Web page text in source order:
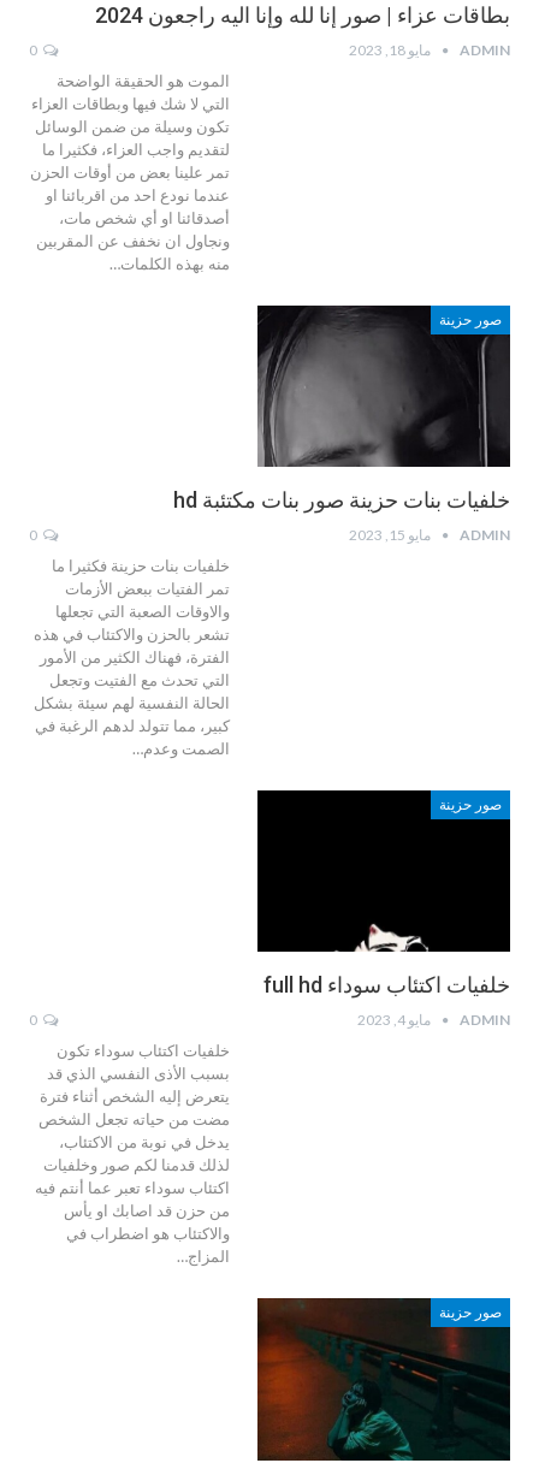
بطاقات عزاء | صور إنا لله وإنا اليه راجعون 2024
ADMIN مايو 18, 2023
الموت هو الحقيقة الواضحة
التي لا شك فيها وبطاقات العزاء
تكون وسيلة من ضمن الوسائل
لتقديم واجب العزاء، فكثيرا ما
تمر علينا بعض من أوقات الحزن
عندما نودع احد من اقربائنا او
أصدقائنا او أي شخص مات،
ونجاول ان نخفف عن المقربين
منه بهذه الكلمات…
صور حزينة
خلفيات بنات حزينة صور بنات مكتئبة hd
ADMIN مايو 15, 2023
خلفيات بنات حزينة فكثيرا ما
تمر الفتيات ببعض الأزمات
والاوقات الصعبة التي تجعلها
تشعر بالحزن والاكتئاب في هذه
الفترة، فهناك الكثير من الأمور
التي تحدث مع الفتيت وتجعل
الحالة النفسية لهم سيئة بشكل
كبير، مما تتولد لدهم الرغبة في
الصمت وعدم…
صور حزينة
خلفيات اكتئاب سوداء full hd
ADMIN مايو 4, 2023
خلفيات اكتئاب سوداء تكون
بسبب الأذى النفسي الذي قد
يتعرض إليه الشخص أثناء فترة
مضت من حياته تجعل الشخص
يدخل في نوبة من الاكتئاب،
لذلك قدمنا لكم صور وخلفيات
اكتئاب سوداء تعبر عما أنتم فيه
من حزن قد اصابك او يأس
والاكتئاب هو اضطراب في
المزاج…
صور حزينة